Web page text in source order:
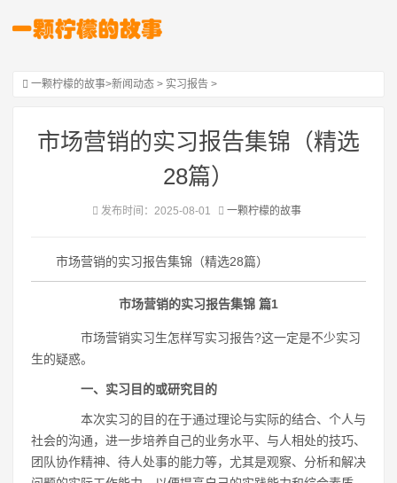
一颗柠檬的故事>新闻动态 > 实习报告 >
市场营销的实习报告集锦（精选
28篇）
发布时间：2025-08-01 一颗柠檬的故事
市场营销的实习报告集锦（精选28篇）
市场营销的实习报告集锦 篇1
市场营销实习生怎样写实习报告?这一定是不少实习
生的疑惑。
一、实习目的或研究目的
本次实习的目的在于通过理论与实际的结合、个人与
社会的沟通，进一步培养自己的业务水平、与人相处的技巧、
团队协作精神、待人处事的能力等，尤其是观察、分析和解决